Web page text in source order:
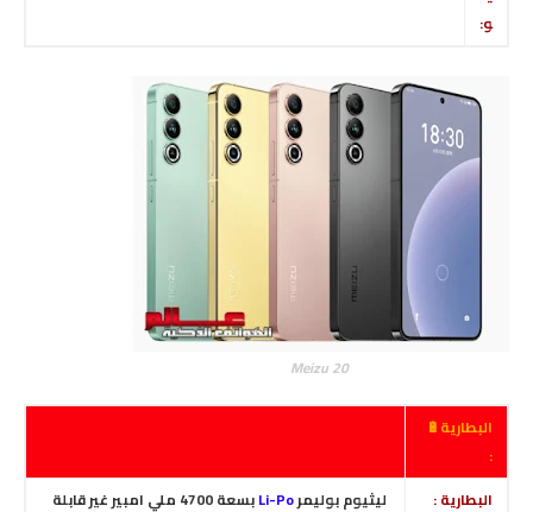
و:
Meizu 20
البطارية🔋
:
البطارية :
ليثيوم بوليمرLi-Po بسعة 4700 ملي امبير غير قابلة